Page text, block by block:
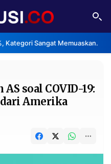
• Klaster
soal COVID-19:
Amerika